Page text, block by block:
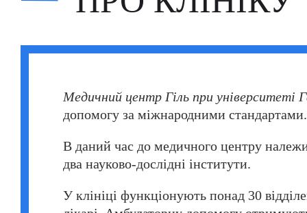
Фатіх Айдоган (Fatih Aydogan)
Яків Шехтер (Jacob Schechter)
Медичний центр Гіль при університеті
допомогу за міжнародними стандартами.
В даний час до медичного центру
два науково-дослідні інститути.
У клініці функціонують понад 30